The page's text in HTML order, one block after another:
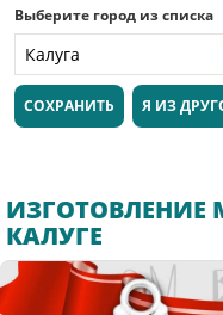
Выберите город из списка
СОХРАНИТЬ Я ИЗ
ИЗГОТОВЛЕНИЕ
КАЛУГЕ